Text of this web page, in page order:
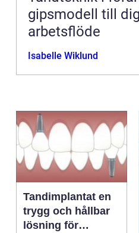
gipsmodell till
arbetsflöde
Isabelle Wiklund
Tandimplantat en
trygg och hållbar
lösning för